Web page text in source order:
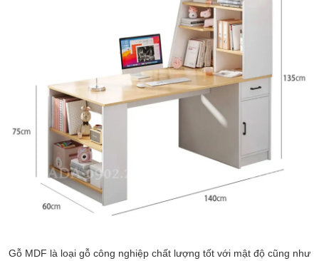
Gỗ MDF là loại gỗ công nghiệp chất lượng tốt với mật độ cũng như